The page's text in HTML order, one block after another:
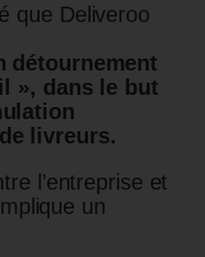
que Deliveroo
détournement
», dans le but
livreurs.
l’entreprise et
un